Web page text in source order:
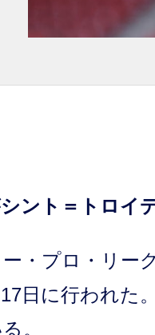
シント＝トロ
・プロ・リー
日に行われた
。